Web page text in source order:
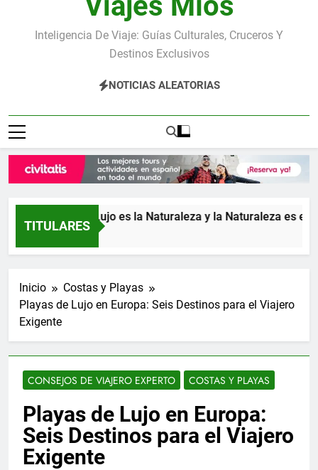
Inteligencia De Viaje: Guías Culturales, Cruceros Y
Destinos Exclusivos
NOTICIAS ALEATORIAS
TITULARES
donde el Lujo es la Naturaleza y la Naturaleza es el Lujo
Inicio
Costas y Playas
Playas de Lujo en Europa: Seis Destinos para el Viajero
Exigente
CONSEJOS DE VIAJERO EXPERTO COSTAS Y PLAYAS
Playas de Lujo en Europa:
Seis Destinos para el Viajero
Exigente